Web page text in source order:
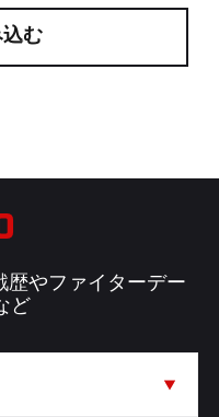
込む
歴やファイターデー
ど